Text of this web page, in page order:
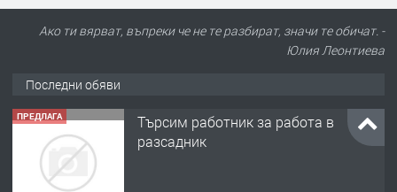
Ако ти вярват, въпреки че не те разбират, значи те обичат. -
Юлия Леонтиева
Последни обяви
ПРЕДЛАГА
Търсим работник за работа в
разсадник